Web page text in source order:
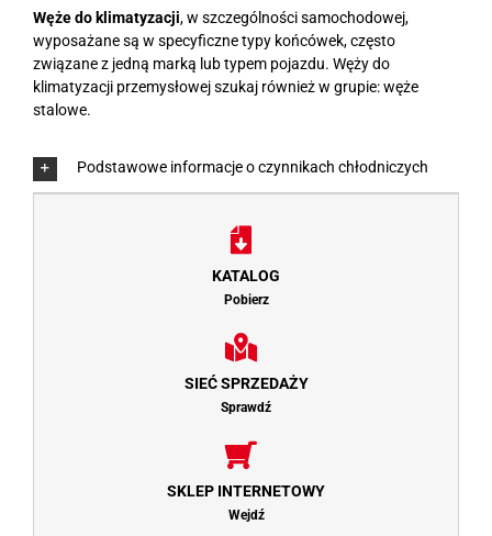
Węże do klimatyzacji, w szczególności samochodowej,
wyposażane są w specyficzne typy końcówek, często
związane z jedną marką lub typem pojazdu. Węży do
klimatyzacji przemysłowej szukaj również w grupie: węże
stalowe.
Podstawowe informacje o czynnikach chłodniczych
KATALOG
Pobierz
SIEĆ SPRZEDAŻY
Sprawdź
SKLEP INTERNETOWY
Wejdź